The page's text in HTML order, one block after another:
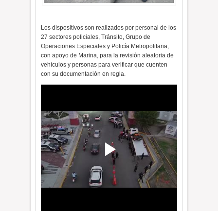
Los dispositivos son realizados por personal de los
27 sectores policiales, Tránsito, Grupo de
Operaciones Especiales y Policía Metropolitana,
con apoyo de Marina, para la revisión aleatoria de
vehículos y personas para verificar que cuenten
con su documentación en regla.